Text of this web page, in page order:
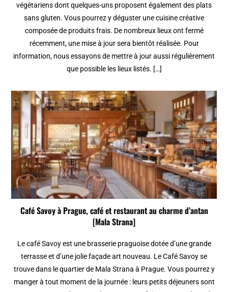
végétariens dont quelques-uns proposent également des plats
sans gluten. Vous pourrez y déguster une cuisine créative
composée de produits frais. De nombreux lieux ont fermé
récemment, une mise à jour sera bientôt réalisée. Pour
information, nous essayons de mettre à jour aussi régulièrement
que possible les lieux listés. […]
Café Savoy à Prague, café et restaurant au charme d’antan
[Mala Strana]
Le café Savoy est une brasserie praguoise dotée d’une grande
terrasse et d’une jolie façade art nouveau. Le Café Savoy se
trouve dans le quartier de Mala Strana à Prague. Vous pourrez y
manger à tout moment de la journée : leurs petits déjeuners sont